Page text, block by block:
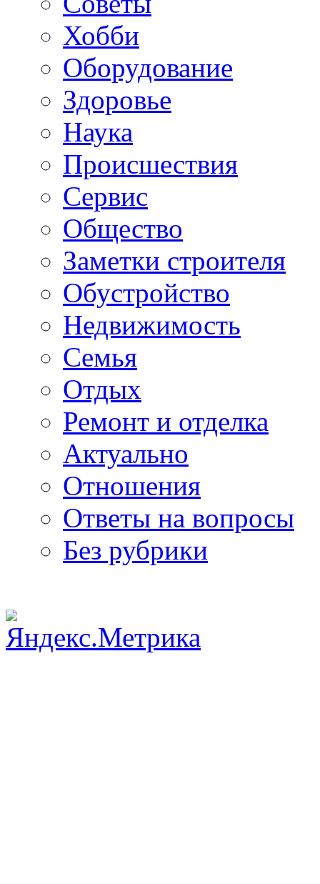
Хобби
Oборудование
Здоровье
Наука
Происшествия
Сервис
Общество
Заметки строителя
Обустройство
Недвижимость
Семья
Отдых
Ремонт и отделка
Актуально
Отношения
Ответы на вопросы
Без рубрики